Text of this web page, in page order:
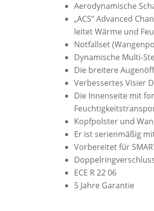
Aerodynamische
„ACS“ Advanced
leitet Wärme und
Notfallset
Dynamische Multi-
Die breitere
Verbessertes Visier
Die Innenseite mit
Kopfpolster und
Er ist serienmäßig
Vorbereitet für
ECE R 22 06
5 Jahre Garantie